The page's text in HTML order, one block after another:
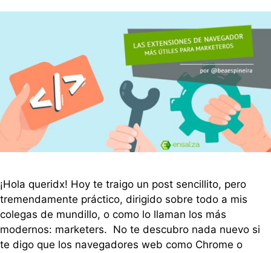
¡Hola queridx! Hoy te traigo un post sencillito, pero
tremendamente práctico, dirigido sobre todo a mis
colegas de mundillo, o como lo llaman los más
modernos: marketers. No te descubro nada nuevo si
te digo que los navegadores web como Chrome o